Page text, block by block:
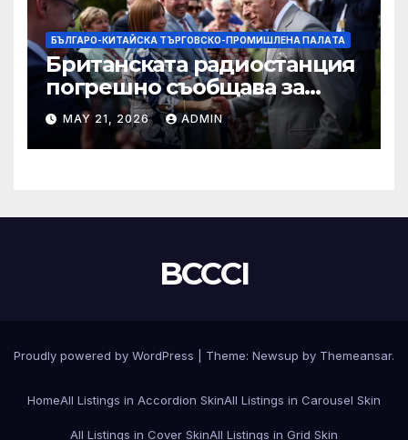
БЪЛГАРО-КИТАЙСКА ТЪРГОВСКО-ПРОМИШЛЕНА ПАЛAТА
Британската радиостанция
погрешно съобщава за
смъртта на крал Чарлз
MAY 21, 2026 ADMIN
BCCCI
Proudly powered by WordPress Theme: Newsup by Themeansar.
HomeAll Listings in Accordion SkinAll Listings in Carousel Skin
All Listings in Cover SkinAll Listings in Grid Skin